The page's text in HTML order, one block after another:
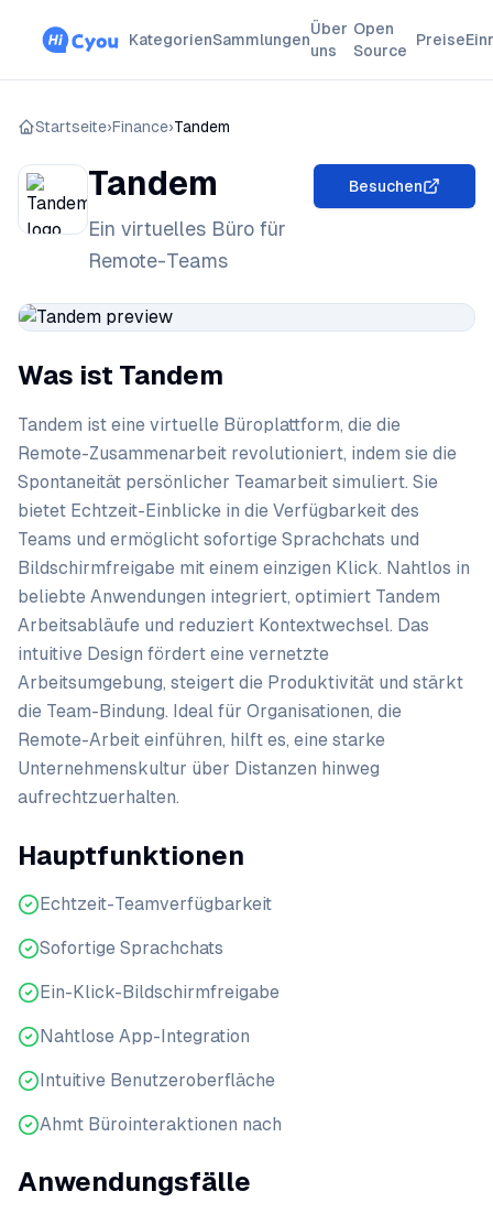
KategorienSammlungen
Über
uns
Open
Source
Preise
Startseite›Finance›Tandem
Tandem
Ein virtuelles Büro für
Remote-Teams
Besuchen
Was ist Tandem
Tandem ist eine virtuelle Büroplattform, die die
Remote-Zusammenarbeit revolutioniert, indem sie die
Spontaneität persönlicher Teamarbeit simuliert. Sie
bietet Echtzeit-Einblicke in die Verfügbarkeit des
Teams und ermöglicht sofortige Sprachchats und
Bildschirmfreigabe mit einem einzigen Klick. Nahtlos in
beliebte Anwendungen integriert, optimiert Tandem
Arbeitsabläufe und reduziert Kontextwechsel. Das
intuitive Design fördert eine vernetzte
Arbeitsumgebung, steigert die Produktivität und stärkt
die Team-Bindung. Ideal für Organisationen, die
Remote-Arbeit einführen, hilft es, eine starke
Unternehmenskultur über Distanzen hinweg
aufrechtzuerhalten.
Hauptfunktionen
Echtzeit-Teamverfügbarkeit
Sofortige Sprachchats
Ein-Klick-Bildschirmfreigabe
Nahtlose App-Integration
Intuitive Benutzeroberfläche
Ahmt Bürointeraktionen nach
Anwendungsfälle